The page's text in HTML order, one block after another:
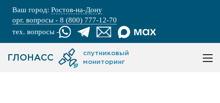
Ваш город: Ростов-на-Дону
орг. вопросы - 8 (800) 777-12-70
тех. вопросы -
ГЛОНАСС
спутниковый
мониторинг